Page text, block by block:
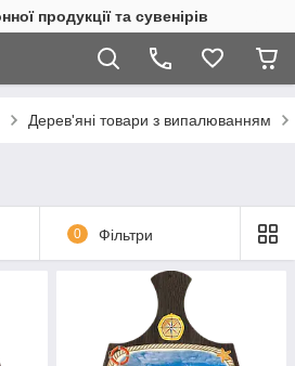
продукції та сувенірів
Дерев'яні товари з випалюванням
0 Фільтри